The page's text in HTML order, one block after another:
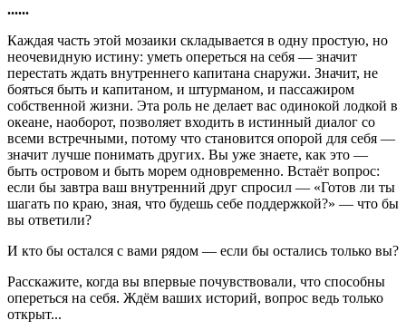
......
Каждая часть этой мозаики складывается в одну простую, но
неочевидную истину: уметь опереться на себя — значит
перестать ждать внутреннего капитана снаружи. Значит, не
бояться быть и капитаном, и штурманом, и пассажиром
собственной жизни. Эта роль не делает вас одинокой лодкой в
океане, наоборот, позволяет входить в истинный диалог со
всеми встречными, потому что становится опорой для себя —
значит лучше понимать других. Вы уже знаете, как это —
быть островом и быть морем одновременно. Встаёт вопрос:
если бы завтра ваш внутренний друг спросил — «Готов ли ты
шагать по краю, зная, что будешь себе поддержкой?» — что бы
вы ответили?
И кто бы остался с вами рядом — если бы остались только вы?
Расскажите, когда вы впервые почувствовали, что способны
опереться на себя. Ждём ваших историй, вопрос ведь только
открыт...